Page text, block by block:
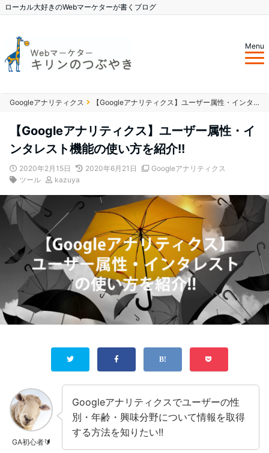
ローカル大好きのWebマーケターが書くブログ
Menu
Googleアナリティクス 【Googleアナリティクス】ユーザー属性・インタレスト機能の使い方を紹介!!
【Googleアナリティクス】ユーザー属性・イ
ンタレスト機能の使い方を紹介!!
2020年2月15日 2020年6月21日
Googleアナリティクス
ツール
kazuya
GA初心者🔰
Googleアナリティクスでユーザーの性
別・年齢・興味分野について情報を取得
する方法を知りたい!!